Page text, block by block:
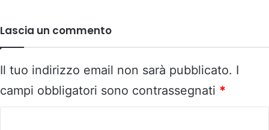
Lascia un commento
Il tuo indirizzo email non sarà pubblicato. I
campi obbligatori sono contrassegnati *